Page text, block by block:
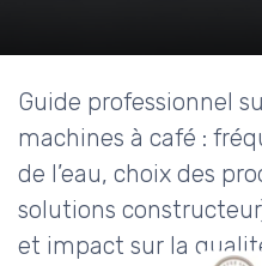
Guide professionnel
machines à café :
de l’eau, choix des
solutions
et impact sur la